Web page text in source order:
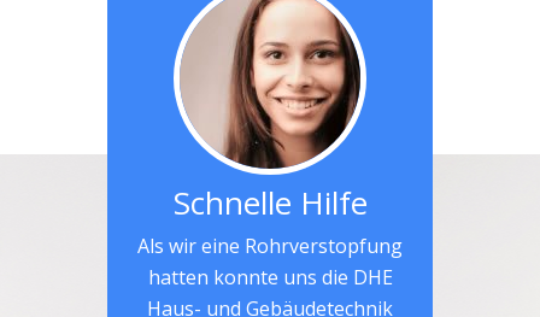
Schnelle Hilfe
Als wir eine Rohrverstopfung
hatten konnte uns die DHE
Haus- und Gebäudetechnik